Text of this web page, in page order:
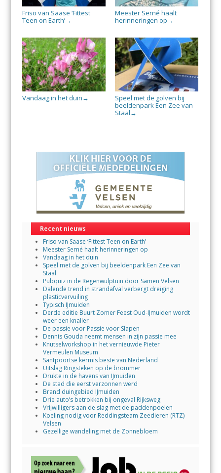
Friso van Saase ‘Fittest
Teen on Earth’→
Meester Serné haalt
herinneringen op →
Vandaag in het duin →
Speel met de golven bij
beeldenpark Een Zee van
Staal →
Recent nieuws
Friso van Saase ‘Fittest Teen on Earth’
Meester Serné haalt herinneringen op
Vandaag in het duin
Speel met de golven bij beeldenpark Een Zee van
Staal
Pubquiz in de Regenwulptuin door Samen Velsen
Dalende trend in strandafval verbergt dreiging
plasticvervuiling
Typisch IJmuiden
Derde editie Buurt Zomer Feest Oud-IJmuiden wordt
weer een knaller
De passie voor Passie voor Slapen
Dennis Gouda neemt mensen in zijn passie mee
Knutselworkshop in het vernieuwde Pieter
Vermeulen Museum
Santpoortse kermis beste van Nederland
Uitslag Ringsteken op de brommer
Drukte in de havens van IJmuiden
De stad die eerst verzonnen werd
Brand duingebied IJmuiden
Drie auto’s betrokken bij ongeval Rijksweg
Vrijwilligers aan de slag met de paddenpoelen
Koeling nodig voor Reddingsteam Zeedieren (RTZ)
Velsen
Gezellige wandeling met de Zonnebloem